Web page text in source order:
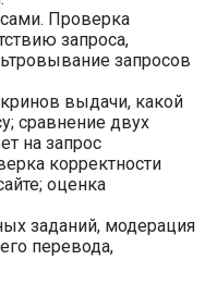
Проверка
запроса,
запросов
выдачи, какой
сравнение двух
на запрос
корректности
оценка
заданий, модерация
перевода,